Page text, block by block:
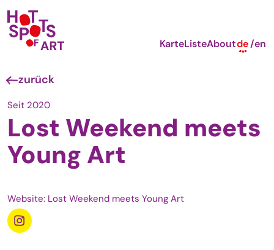
KarteListeAboutde en
zurück
Seit 2020
Lost Weekend meets
Young Art
Website: Lost Weekend meets Young Art